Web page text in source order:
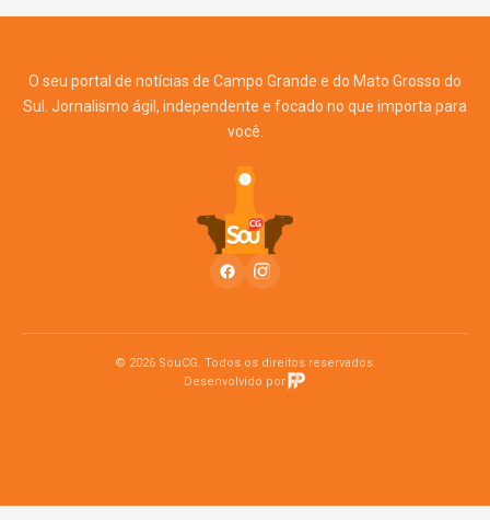
O seu portal de notícias de Campo Grande e do Mato Grosso do
Sul. Jornalismo ágil, independente e focado no que importa para
você.
© 2026 SouCG. Todos os direitos reservados.
Desenvolvido por